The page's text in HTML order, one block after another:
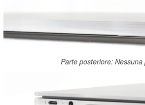
Parte posteriore: Nessuna